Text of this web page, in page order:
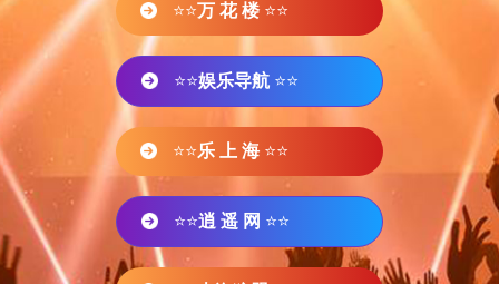
⭐⭐万 花 楼 ⭐⭐
⭐⭐娱乐导航 ⭐⭐
⭐⭐乐 上 海 ⭐⭐
⭐⭐逍 遥 网 ⭐⭐